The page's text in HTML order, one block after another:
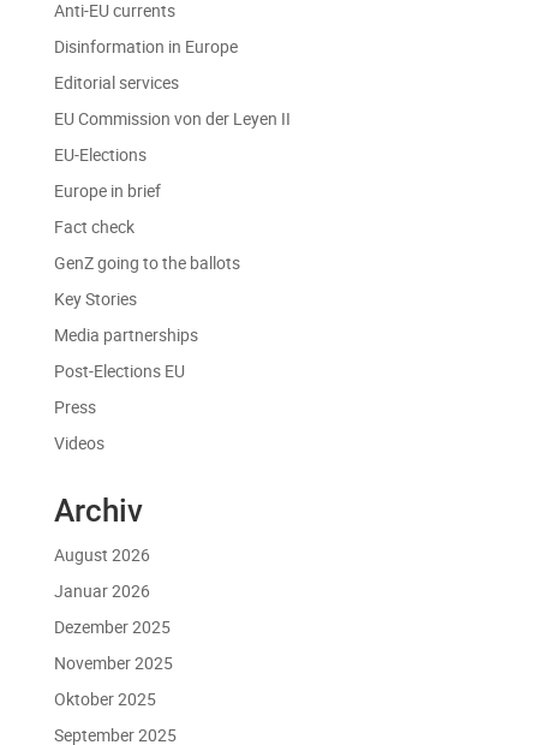
Anti-EU currents
Disinformation in Europe
Editorial services
EU Commission von der Leyen II
EU-Elections
Europe in brief
Fact check
GenZ going to the ballots
Key Stories
Media partnerships
Post-Elections EU
Press
Videos
Archiv
August 2026
Januar 2026
Dezember 2025
November 2025
Oktober 2025
September 2025